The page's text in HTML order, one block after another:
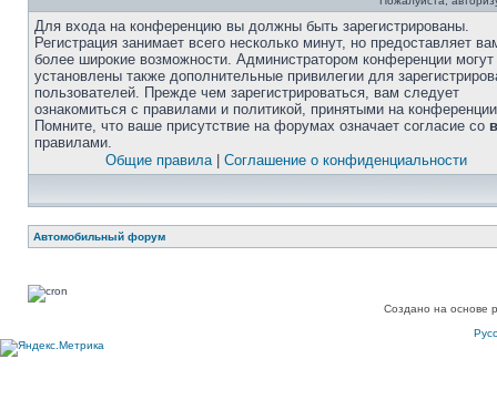
Для входа на конференцию вы должны быть зарегистрированы.
Регистрация занимает всего несколько минут, но предоставляет
более широкие возможности. Администратором конференции
установлены также дополнительные привилегии для
пользователей. Прежде чем зарегистрироваться, вам следует
ознакомиться с правилами и политикой, принятыми на
Помните, что ваше присутствие на форумах означает согласие со
правилами.
Общие правила| Соглашение о конфиденциальности
Автомобильный форум
Создано на основе